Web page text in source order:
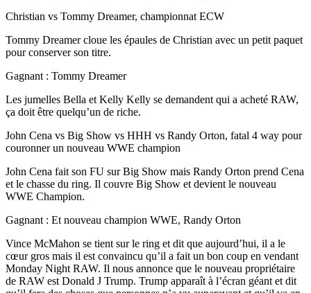
Christian vs Tommy Dreamer, championnat ECW
Tommy Dreamer cloue les épaules de Christian avec un petit paquet
pour conserver son titre.
Gagnant : Tommy Dreamer
Les jumelles Bella et Kelly Kelly se demandent qui a acheté RAW,
ça doit être quelqu’un de riche.
John Cena vs Big Show vs HHH vs Randy Orton, fatal 4 way pour
couronner un nouveau WWE champion
John Cena fait son FU sur Big Show mais Randy Orton prend Cena
et le chasse du ring. Il couvre Big Show et devient le nouveau
WWE Champion.
Gagnant : Et nouveau champion WWE, Randy Orton
Vince McMahon se tient sur le ring et dit que aujourd’hui, il a le
cœur gros mais il est convaincu qu’il a fait un bon coup en vendant
Monday Night RAW. Il nous annonce que le nouveau propriétaire
de RAW est Donald J Trump. Trump apparaît à l’écran géant et dit